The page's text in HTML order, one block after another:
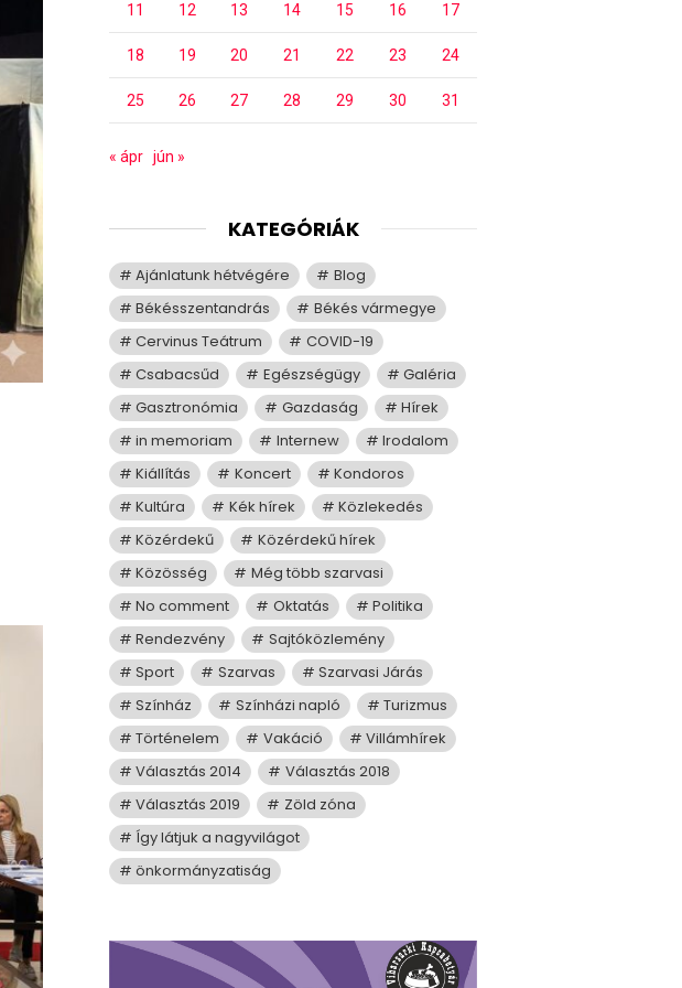
11 12 13 14 15 16 17
18 19 20 21 22 23 24
25 26 27 28 29 30 31
« ápr jún »
KATEGÓRIÁK
Ajánlatunk hétvégére
Blog
Békésszentandrás
Békés vármegye
Cervinus Teátrum
COVID-19
Csabacsűd
Egészségügy
Galéria
Gasztronómia
Gazdaság
Hírek
in memoriam
Internew
Irodalom
Kiállítás
Koncert
Kondoros
Kultúra
Kék hírek
Közlekedés
Közérdekű
Közérdekű hírek
Közösség
Még több szarvasi
No comment
Oktatás
Politika
Rendezvény
Sajtóközlemény
Sport
Szarvas
Szarvasi Járás
Színház
Színházi napló
Turizmus
Történelem
Vakáció
Villámhírek
Választás 2014
Választás 2018
Választás 2019
Zöld zóna
Így látjuk a nagyvilágot
önkormányzatiság